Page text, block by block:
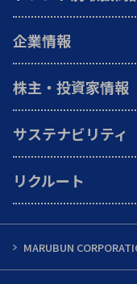
企業情報
株主・投資家情報
サステナビリティ
リクルート
MARUBUN